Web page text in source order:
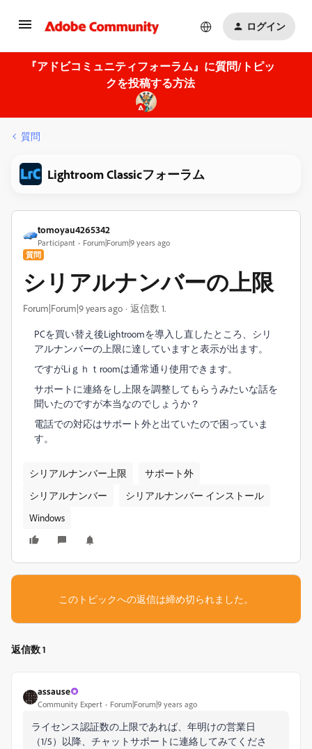
ログイン
『アドビコミュニティフォーラム』に質問/トピッ
クを投稿する方法
質問
Lightroom Classicフォーラム
tomoyau4265342
Participant Forum|Forum|9 years ago
質問
シリアルナンバーの上限
Forum|Forum|9 years ago 返信数 1.
PCを買い替え後Lightroomを導入し直したところ、シリ
アルナンバーの上限に達していますと表示が出ます。
ですがLiｇｈｔroomは通常通り使用できます。
サポートに連絡をし上限を調整してもらうみたいな話を
聞いたのですが本当なのでしょうか？
電話での対応はサポート外と出ていたので困っていま
す。
シリアルナンバー上限
サポート外
シリアルナンバー
シリアルナンバー インストール
Windows
このトピックへの返信は締め切られました。
返信数 1
assause
Community Expert Forum|Forum|9 years ago
ライセンス認証数の上限であれば、年明けの営業日
（1/5）以降、チャットサポートに連絡してみてくださ